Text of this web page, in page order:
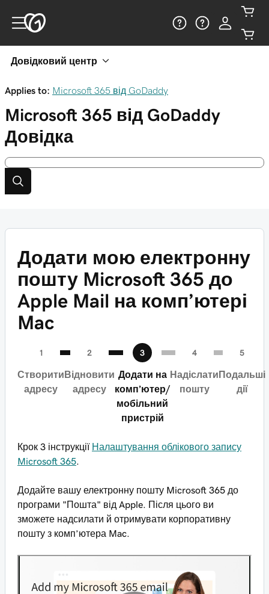
Довідковий центр
Applies to: Microsoft 365 від GoDaddy
Microsoft 365 від GoDaddy
Довідка
Додати мою електронну
пошту Microsoft 365 до
Apple Mail на комп’ютері
Mac
Створити
адресу
Відновити
адресу
Додати на
комп’ютер/
мобільний
пристрій
Надіслати
пошту
Подальші
дії
Крок 3 інструкції Налаштування облікового запису
Microsoft 365
Додайте вашу електронну пошту Microsoft 365 до
програми "Пошта" від Apple. Після цього ви
зможете надсилати й отримувати корпоративну
пошту з комп’ютера Mac.